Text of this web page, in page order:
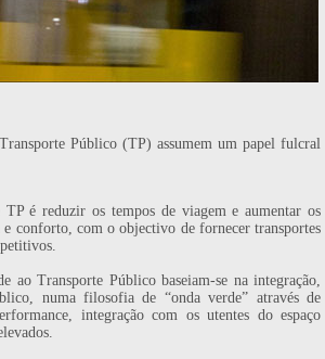
Público (TP) assumem um papel fulcral
é reduzir os tempos de viagem e aumentar os
conforto, com o objectivo de fornecer transportes
ao Transporte Público baseiam-se na integração,
numa filosofia de “onda verde” através de
integração com os utentes do espaço